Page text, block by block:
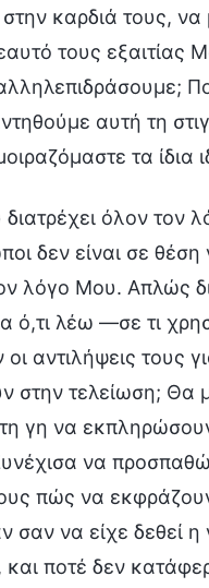
καρδιά τους, να
τους εξαιτίας
αυτή τη
τα ίδια
όλον τον
δεν είναι σε θέση
λόγο Μου. Απλώς
ό,τι λέω —σε τι
αντιλήψεις τους
στην τελείωση; Θα
γη να
να
πώς να
σαν να είχε δεθεί
ποτέ δεν